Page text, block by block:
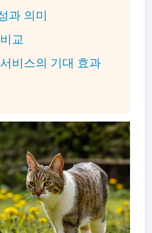
과 의미
교
비스의 기대 효과